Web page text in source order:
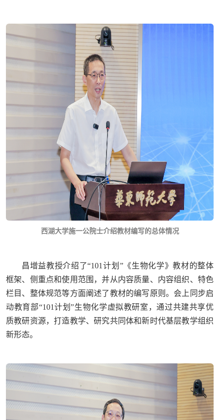
西湖大学施一公院士介绍教材编写的总体情况
昌增益教授介绍了“101计划”《生物化学》教材的整体
框架、侧重点和使用范围，并从内容质量、内容组织、特色
栏目、整体规范等方面阐述了教材的编写原则。会上同步启
动教育部“101计划”生物化学虚拟教研室，通过共建共享优
质教研资源，打造教学、研究共同体和新时代基层教学组织
新形态。